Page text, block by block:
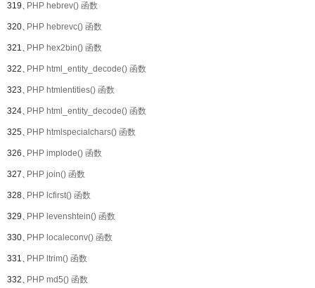
319、PHP hebrev() 函数
320、PHP hebrevc() 函数
321、PHP hex2bin() 函数
322、PHP html_entity_decode() 函数
323、PHP htmlentities() 函数
324、PHP html_entity_decode() 函数
325、PHP htmlspecialchars() 函数
326、PHP implode() 函数
327、PHP join() 函数
328、PHP lcfirst() 函数
329、PHP levenshtein() 函数
330、PHP localeconv() 函数
331、PHP ltrim() 函数
332、PHP md5() 函数